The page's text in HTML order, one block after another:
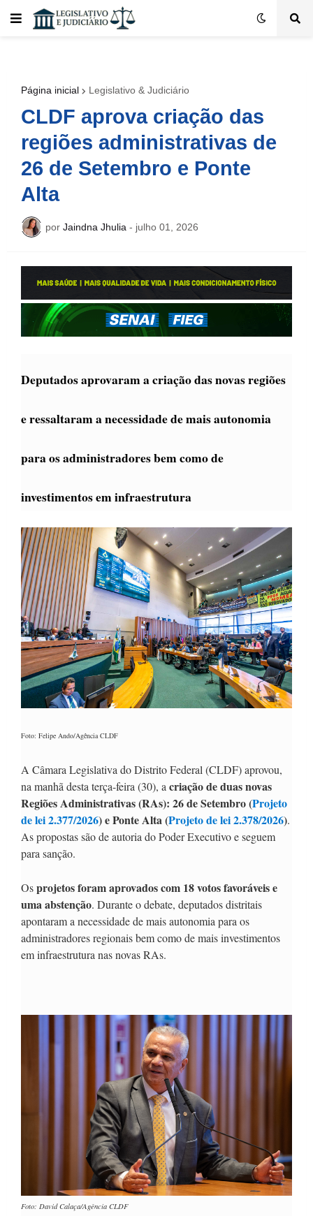
Página inicial Legislativo & Judiciário
CLDF aprova criação das
regiões administrativas de
26 de Setembro e Ponte
Alta
por Jaindna Jhulia - julho 01, 2026
Deputados aprovaram a criação das novas regiões
e ressaltaram a necessidade de mais autonomia
para os administradores bem como de
investimentos em infraestrutura
Foto: Felipe Ando/Agência CLDF
A Câmara Legislativa do Distrito Federal (CLDF) aprovou,
na manhã desta terça-feira (30), a criação de duas novas
Regiões Administrativas (RAs): 26 de Setembro (Projeto
de lei 2.377/2026) e Ponte Alta (Projeto de lei 2.378/2026).
As propostas são de autoria do Poder Executivo e seguem
para sanção.
Osprojetos foram aprovados com 18 votos favoráveis e
uma abstenção. Durante o debate, deputados distritais
apontaram a necessidade de mais autonomia para os
administradores regionais bem como de mais investimentos
em infraestrutura nas novas RAs.
Foto: David Calaça/Agência CLDF